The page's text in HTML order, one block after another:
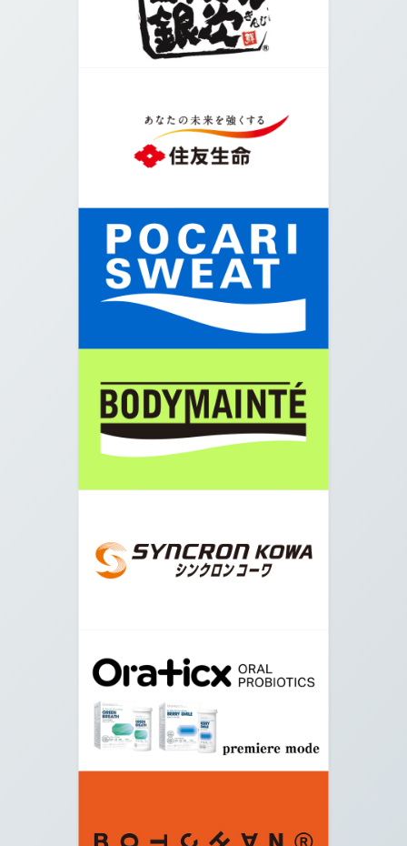
横浜アリーナ方面の階段を進みます。
階段を下りましたら大きい道路をまっすぐ進みま
す。
橋の手前にある信号機名「鳥山大橋際」を右に曲
がります。